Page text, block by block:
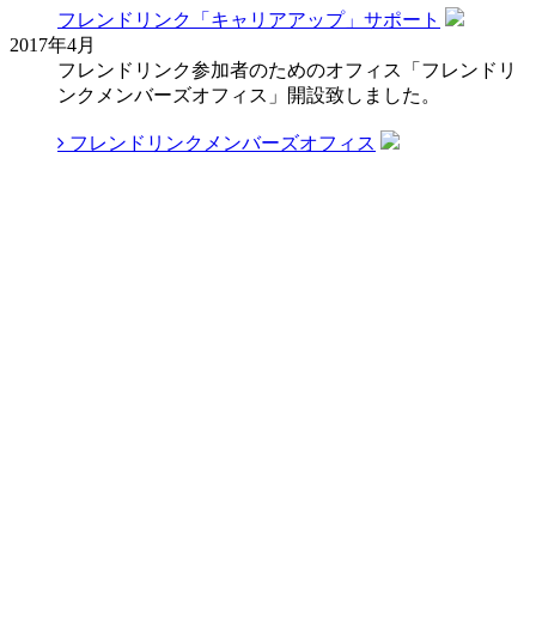
フレンドリンク「キャリアアップ」サポート
2017年4月
フレンドリンク参加者のためのオフィス「フレンドリ
ンクメンバーズオフィス」開設致しました。
フレンドリンクメンバーズオフィス